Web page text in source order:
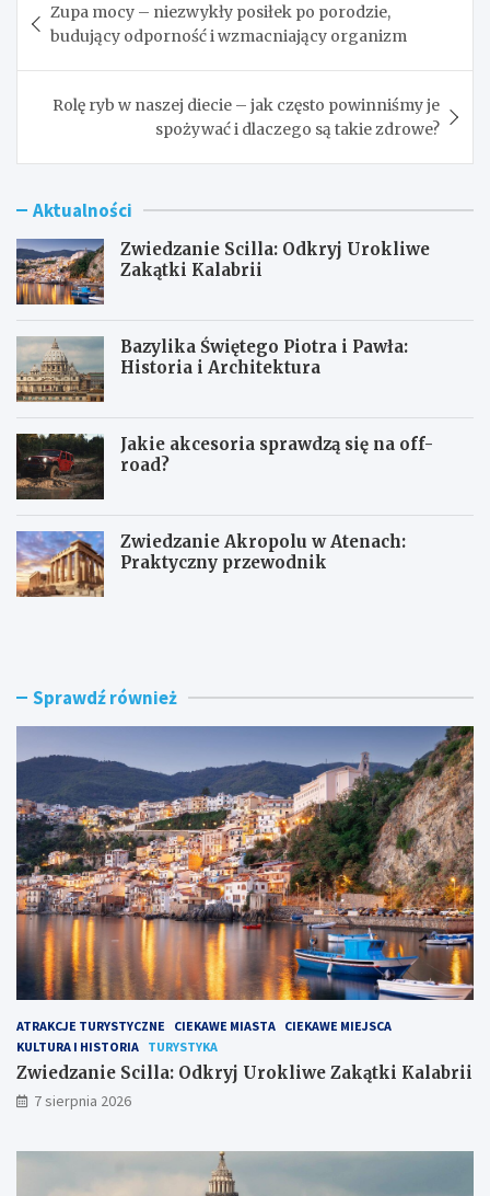
wpisu
Zupa mocy – niezwykły posiłek po porodzie,
budujący odporność i wzmacniający organizm
Rolę ryb w naszej diecie – jak często powinniśmy je
spożywać i dlaczego są takie zdrowe?
Aktualności
Zwiedzanie Scilla: Odkryj Urokliwe
Zakątki Kalabrii
Bazylika Świętego Piotra i Pawła:
Historia i Architektura
Jakie akcesoria sprawdzą się na off-
road?
Zwiedzanie Akropolu w Atenach:
Praktyczny przewodnik
Z
z
i
S
c
i
l
l
a
:
O
d
y
j
U
r
o
l
B
i
Ś
i
ę
t
e
g
o
P
i
o
a
i
P
a
w
a
Sprawdź również
ATRAKCJE TURYSTYCZNE CIEKAWE MIASTA CIEKAWE MIEJSCA
KULTURA I HISTORIA TURYSTYKA
Zwiedzanie Scilla: Odkryj Urokliwe Zakątki Kalabrii
7 sierpnia 2026